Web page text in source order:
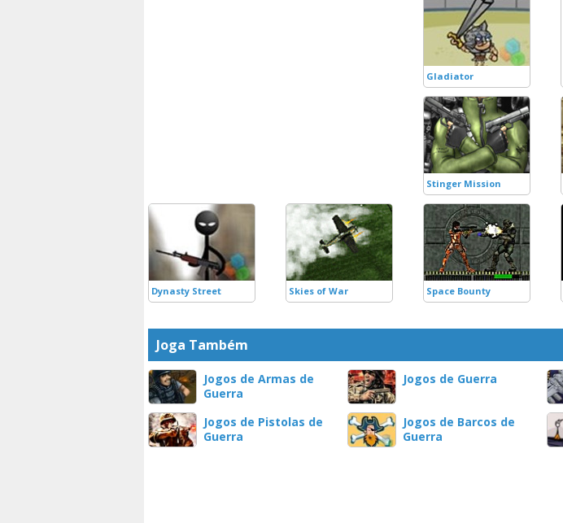
Gladiator
Stinger Mission
Dynasty Street Skies of War Space Bounty
Joga Também
Jogos de Armas de
Guerra
Jogos de Guerra
Jogos de Pistolas de
Guerra
Jogos de Barcos de
Guerra